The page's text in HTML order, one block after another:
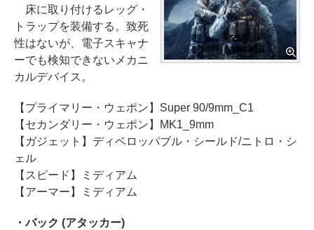
床に取り付けるレッグ・
トラップを装備する。致死
性はないが、電子スキャナ
ーでも検知できないメカニ
カルデバイス。
【プライマリー・ウェポン】Super 90/9mm_C1
【セカンダリー・ウェポン】MK1_9mm
【ガジェット】ディベロッパブル・シールド/ニトロ・シ
ェル
【スピード】ミディアム
【アーマー】ミディアム
・バック (アタッカー)